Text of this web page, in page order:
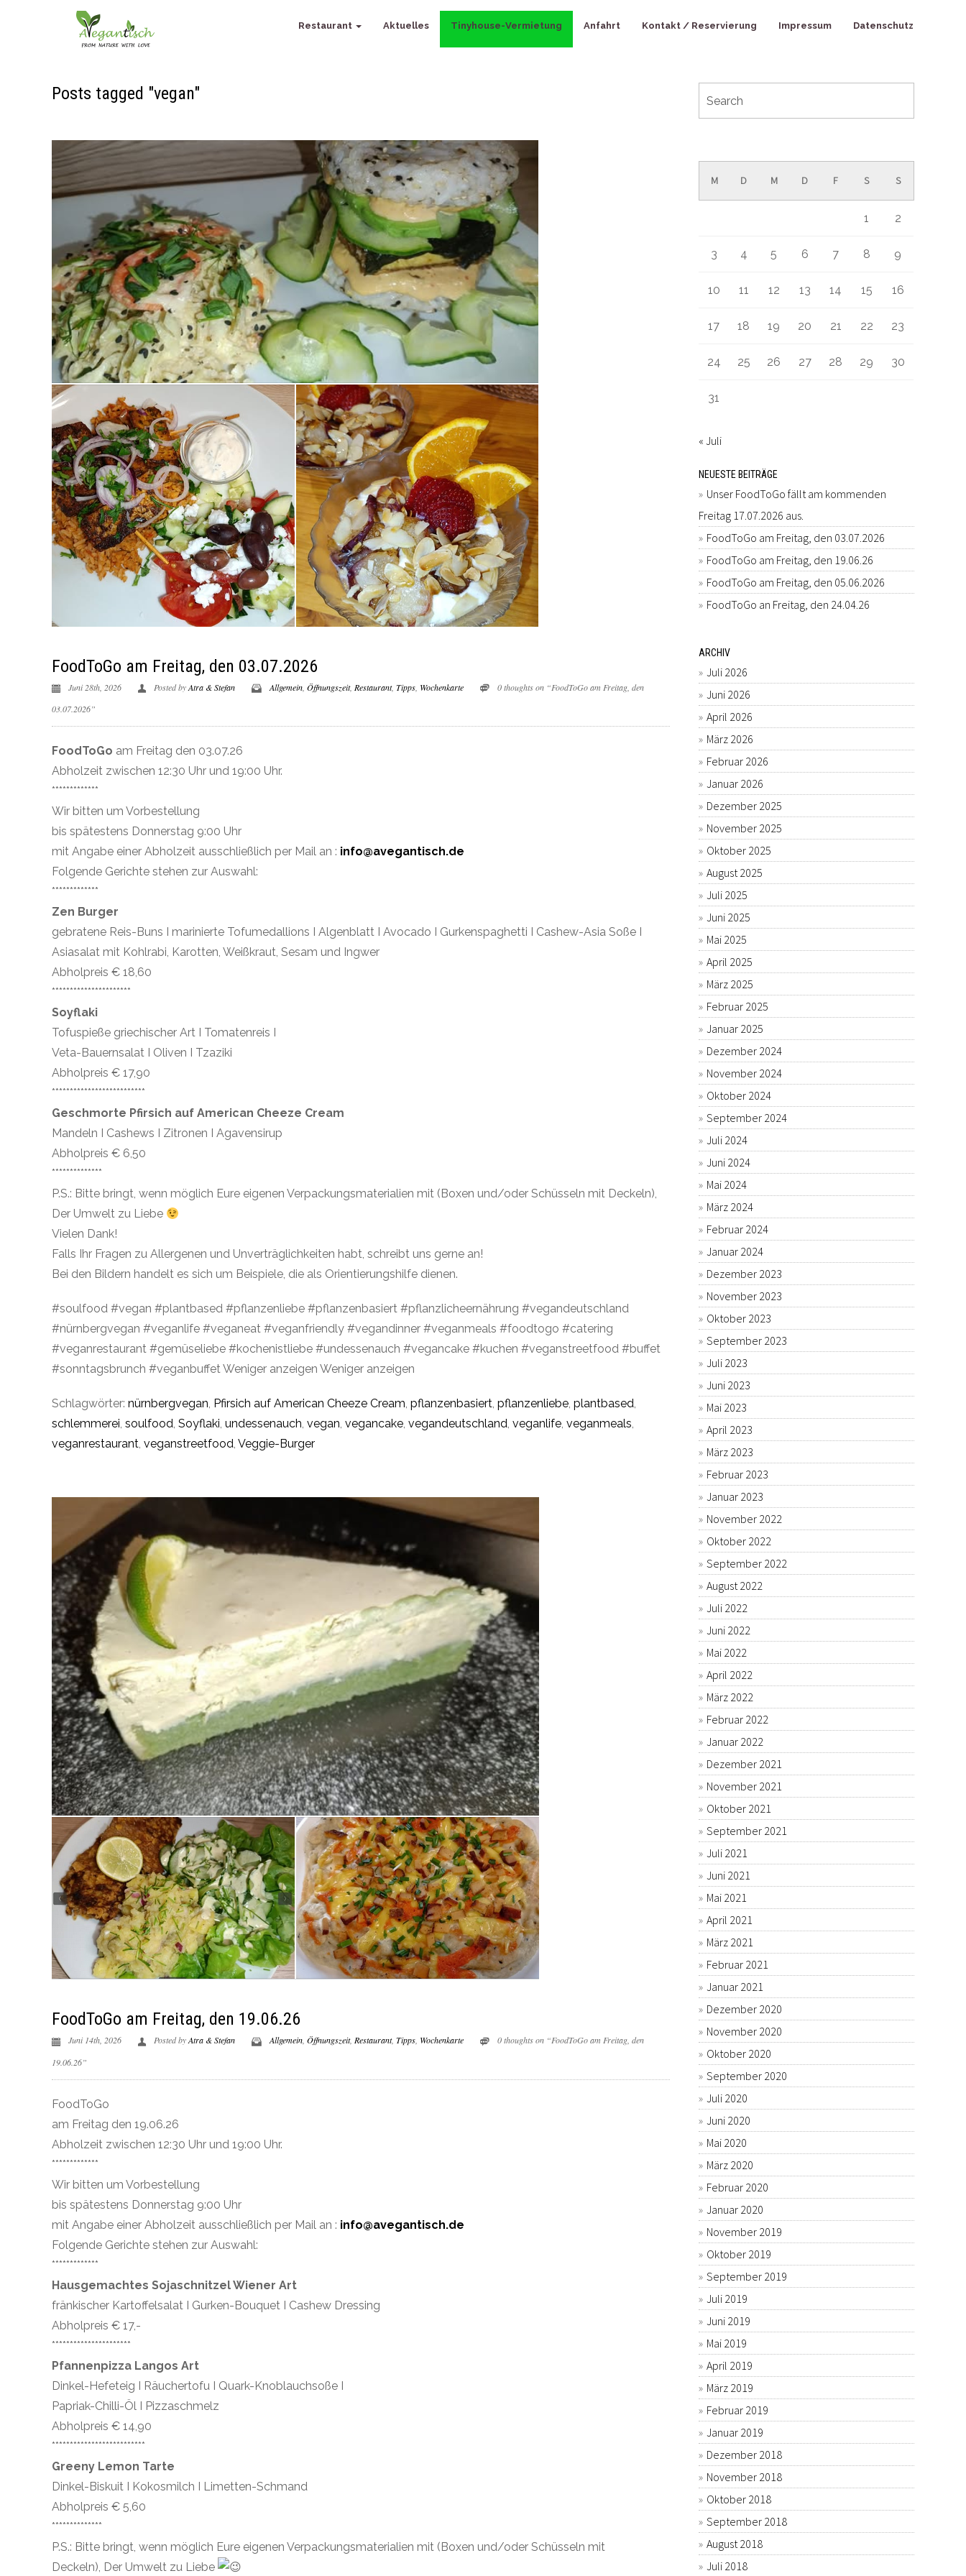
Restaurant Aktuelles Tinyhouse-Vermietung Anfahrt Kontakt / Reservierung Impressum Datenschutz
Posts tagged "vegan"
FoodToGo am Freitag, den 03.07.2026
Juni 28th, 2026 Posted byAtra & Stefan Allgemein Öffnungszeit, Restaurant, Tipps Wochenkarte
0 thoughts on “FoodToGo am Freitag, den
03.07.2026”
FoodToGo am Freitag den 03.07.26
Abholzeit zwischen 12:30 Uhr und 19:00 Uhr.
*************
Wir bitten um Vorbestellung
bis spätestens Donnerstag 9:00 Uhr
mit Angabe einer Abholzeit ausschließlich per Mail an : info@avegantisch.de
Folgende Gerichte stehen zur Auswahl:
*************
Zen Burger
gebratene Reis-Buns I marinierte Tofumedallions I Algenblatt I Avocado I Gurkenspaghetti I Cashew-Asia Soße I
Asiasalat mit Kohlrabi, Karotten, Weißkraut, Sesam und Ingwer
Abholpreis € 18,60
**********************
Soyflaki
Tofuspieße griechischer Art I Tomatenreis I
Veta-Bauernsalat I Oliven I Tzaziki
Abholpreis € 17,90
**************************
Geschmorte Pfirsich auf American Cheeze Cream
Mandeln I Cashews I Zitronen I Agavensirup
Abholpreis € 6,50
**************
P.S.: Bitte bringt, wenn möglich Eure eigenen Verpackungsmaterialien mit (Boxen und/oder Schüsseln mit Deckeln),
Der Umwelt zu Liebe
Vielen Dank!
Falls Ihr Fragen zu Allergenen und Unverträglichkeiten habt, schreibt uns gerne an!
Bei den Bildern handelt es sich um Beispiele, die als Orientierungshilfe dienen.
#soulfood #vegan #plantbased #pflanzenliebe #pflanzenbasiert #pflanzlicheernährung #vegandeutschland
#nürnbergvegan #veganlife #veganeat #veganfriendly #vegandinner #veganmeals #foodtogo #catering
#veganrestaurant #gemüseliebe #kochenistliebe #undessenauch #vegancake #kuchen #veganstreetfood #buffet
#sonntagsbrunch #veganbuffet Weniger anzeigen Weniger anzeigen
Schlagwörter: nürnbergvegan, Pfirsich auf American Cheeze Cream, pflanzenbasiert, pflanzenliebe, plantbased,
schlemmerei, soulfood, Soyflaki, undessenauch, vegan, vegancake, vegandeutschland, veganlife, veganmeals,
veganrestaurant, veganstreetfood, Veggie-Burger
FoodToGo am Freitag, den 19.06.26
Juni 14th, 2026 Posted byAtra & Stefan Allgemein, Öffnungszeit, Restaurant, Tipps, Wochenkarte
0 thoughts on “FoodToGo am Freitag, den
19.06.26”
FoodToGo
am Freitag den 19.06.26
Abholzeit zwischen 12:30 Uhr und 19:00 Uhr.
*************
Wir bitten um Vorbestellung
bis spätestens Donnerstag 9:00 Uhr
mit Angabe einer Abholzeit ausschließlich per Mail an : info@avegantisch.de
Folgende Gerichte stehen zur Auswahl:
*************
Hausgemachtes Sojaschnitzel Wiener Art
fränkischer Kartoffelsalat I Gurken-Bouquet I Cashew Dressing
Abholpreis € 17,-
**********************
Pfannenpizza Langos Art
Dinkel-Hefeteig I Räuchertofu I Quark-Knoblauchsoße I
Papriak-Chilli-Öl I Pizzaschmelz
Abholpreis € 14,90
**************************
Greeny Lemon Tarte
Dinkel-Biskuit I Kokosmilch I Limetten-Schmand
Abholpreis € 5,60
**************
P.S.: Bitte bringt, wenn möglich Eure eigenen Verpackungsmaterialien mit (Boxen und/oder Schüsseln mit
Deckeln), Der Umwelt zu Liebe
M D M D F S S
1 2
3 4 5 6 7 8 9
10 11 12 13 14 15 16
17 18 19 20 21 22 23
24 25 26 27 28 29 30
31
« Juli
NEUESTE BEITRÄGE
Unser FoodToGo fällt am kommenden
Freitag 17.07.2026 aus.
FoodToGo am Freitag, den 03.07.2026
FoodToGo am Freitag, den 19.06.26
FoodToGo am Freitag, den 05.06.2026
FoodToGo an Freitag, den 24.04.26
ARCHIV
Juli 2026
Juni 2026
April 2026
März 2026
Februar 2026
Januar 2026
Dezember 2025
November 2025
Oktober 2025
August 2025
Juli 2025
Juni 2025
Mai 2025
April 2025
März 2025
Februar 2025
Januar 2025
Dezember 2024
November 2024
Oktober 2024
September 2024
Juli 2024
Juni 2024
Mai 2024
März 2024
Februar 2024
Januar 2024
Dezember 2023
November 2023
Oktober 2023
September 2023
Juli 2023
Juni 2023
Mai 2023
April 2023
März 2023
Februar 2023
Januar 2023
November 2022
Oktober 2022
September 2022
August 2022
Juli 2022
Juni 2022
Mai 2022
April 2022
März 2022
Februar 2022
Januar 2022
Dezember 2021
November 2021
Oktober 2021
September 2021
Juli 2021
Juni 2021
Mai 2021
April 2021
März 2021
Februar 2021
Januar 2021
Dezember 2020
November 2020
Oktober 2020
September 2020
Juli 2020
Juni 2020
Mai 2020
März 2020
Februar 2020
Januar 2020
November 2019
Oktober 2019
September 2019
Juli 2019
Juni 2019
Mai 2019
April 2019
März 2019
Februar 2019
Januar 2019
Dezember 2018
November 2018
Oktober 2018
September 2018
August 2018
Juli 2018